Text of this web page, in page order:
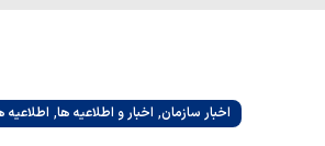
اخبار سازمان, اخبار و اطلاعیه ها, اطلاعیه